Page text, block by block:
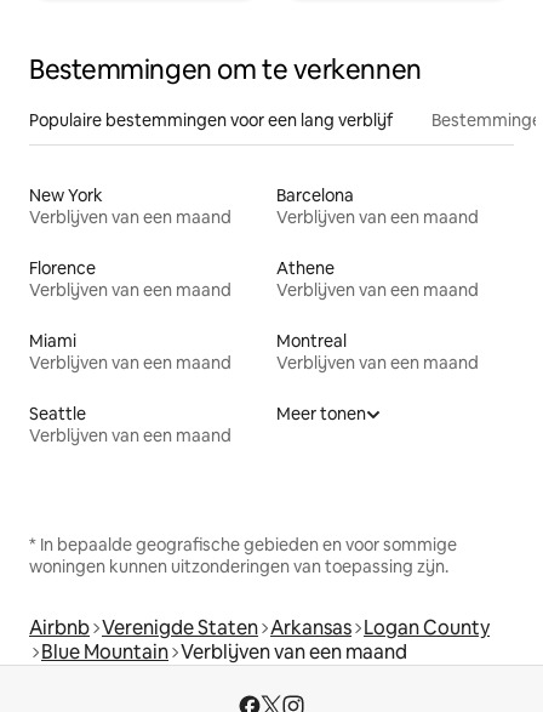
Bestemmingen om te verkennen
Populaire bestemmingen voor een lang verblijf
New York
Verblijven van een maand
Barcelona
Verblijven van een maand
Florence
Verblijven van een maand
Athene
Verblijven van een maand
Miami
Verblijven van een maand
Montreal
Verblijven van een maand
Seattle
Verblijven van een maand
Meer tonen
* In bepaalde geografische gebieden en voor sommige
woningen kunnen uitzonderingen van toepassing zijn.
Airbnb Verenigde Staten Arkansas Logan County
Blue Mountain Verblijven van een maand